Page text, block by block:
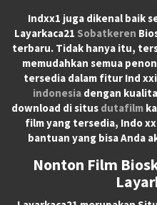
Indxx1 juga dikenal baik
Layarkaca21 Sobatkeren
terbaru. Tidak hanya itu,
memudahkan semua
tersedia dalam fitur Ind
indonesiadengan
download di situs dutafilm
film yang tersedia, Indo
bantuan yang bisa Anda
Nonton Film